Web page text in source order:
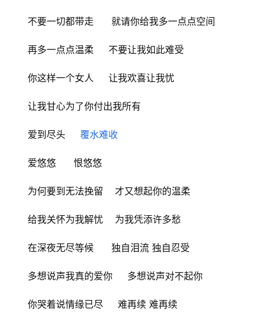
不要一切都带走      就请你给我多一点点空间
再多一点点温柔     不要让我如此难受
你这样一个女人     让我欢喜让我忧
让我甘心为了你付出我所有
爱到尽头 覆水难收
爱悠悠      恨悠悠
为何要到无法挽留    才又想起你的温柔
给我关怀为我解忧    为我凭添许多愁
在深夜无尽等候      独自泪流 独自忍受
多想说声我真的爱你     多想说声对不起你
你哭着说情缘已尽     难再续 难再续